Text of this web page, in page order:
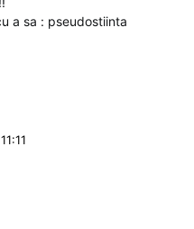
a sa : pseudostiinta